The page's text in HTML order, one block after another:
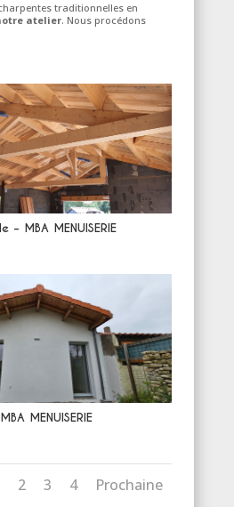
traditionnelles en
atelier. Nous procédons
MBA MENUISERIE
MENUISERIE
2 3 4 Prochaine